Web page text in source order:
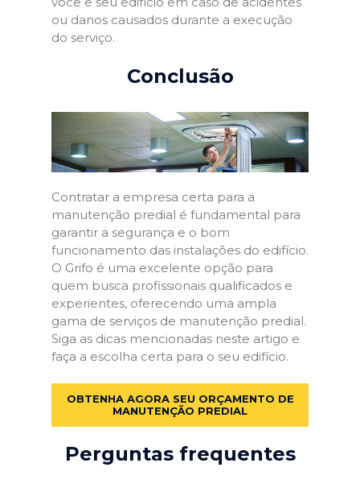
ou danos causados durante a execução
do serviço.
Conclusão
Contratar a empresa certa para a
manutenção predial é fundamental para
garantir a segurança e o bom
funcionamento das instalações do edifício.
O Grifo é uma excelente opção para
quem busca profissionais qualificados e
experientes, oferecendo uma ampla
gama de serviços de manutenção predial.
Siga as dicas mencionadas neste artigo e
faça a escolha certa para o seu edifício.
OBTENHA AGORA SEU ORÇAMENTO DE
MANUTENÇÃO PREDIAL
Perguntas frequentes